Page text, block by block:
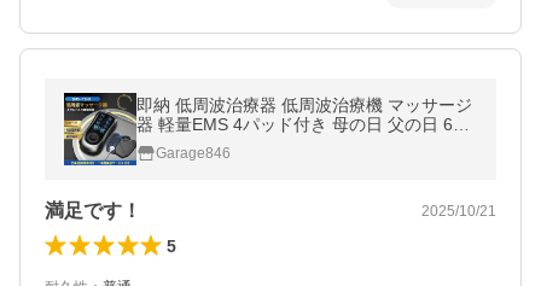
即納 低周波治療器 低周波治療機 マッサージ
器 軽量EMS 4パッド付き 母の日 父の日 6種
類モード 疲労回復 神経痛 筋肉痛 痛み緩解
充電式 日本語取扱説明書
Garage846
満足です！ 2025/10/21
5